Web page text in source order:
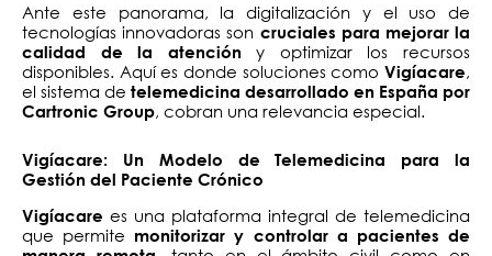
Ante este panorama, la digitalización y el uso de
tecnologías innovadoras son cruciales para mejorar la
calidad de la atención y optimizar los recursos
disponibles. Aquí es donde soluciones como Vigíacare,
el sistema de telemedicina desarrollado en España por
Cartronic Group, cobran una relevancia especial.
Vigíacare: Un Modelo de Telemedicina para la
Gestión del Paciente Crónico
Vigíacare es una plataforma integral de telemedicina
que permite monitorizar y controlar a pacientes de